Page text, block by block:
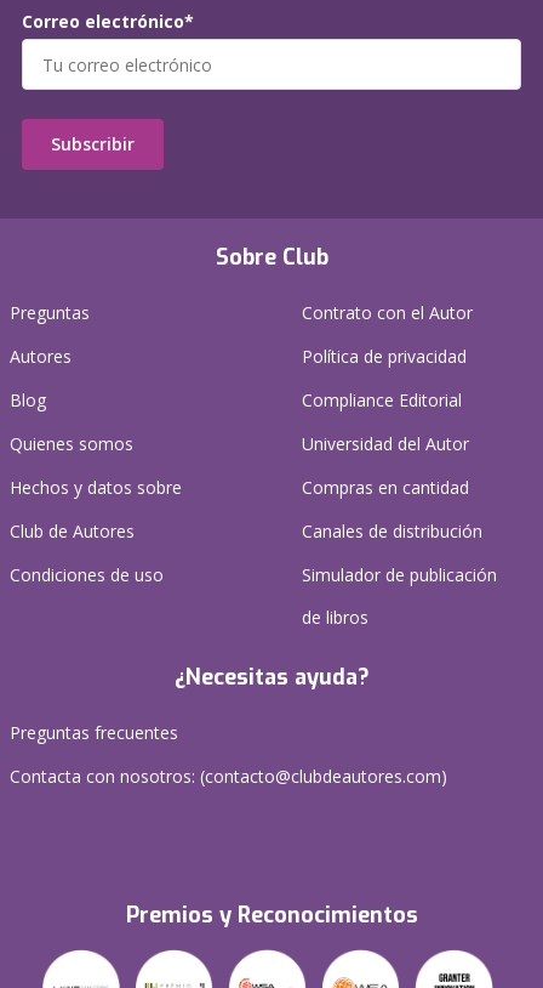
Sobre Club
Preguntas
Autores
Blog
Quienes somos
Hechos y datos sobre
Club de Autores
Condiciones de uso
Contrato con el Autor
Política de privacidad
Compliance Editorial
Universidad del Autor
Compras en cantidad
Canales de distribución
Simulador de publicación
de libros
¿Necesitas ayuda?
Preguntas frecuentes
Contacta con nosotros: (contacto@clubdeautores.com)
Premios y Reconocimientos
Correo electrónico*
Subscribir